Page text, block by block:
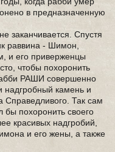
в предназначенную
заканчивается. Спустя
раввина - Шимон,
и его приверженцы
чтобы похоронить
РАШИ совершенно
надгробный камень и
Так сам
похоронить своего
красивых надгробий,
и его жены, а также